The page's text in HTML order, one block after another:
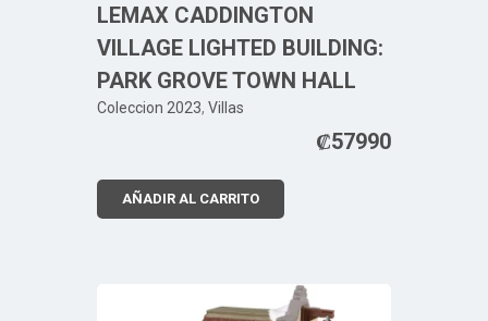
LEMAX CADDINGTON
VILLAGE LIGHTED BUILDING:
PARK GROVE TOWN HALL
Coleccion 2023, Villas
₡57990
AÑADIR AL CARRITO